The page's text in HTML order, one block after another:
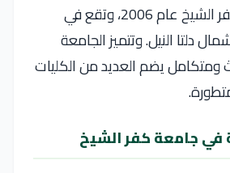
الشيخ
عام 2006، وتقع في
دلتا النيل. وتتميز الجامعة
يضم العديد من الكليات
في جامعة كفر الشيخ